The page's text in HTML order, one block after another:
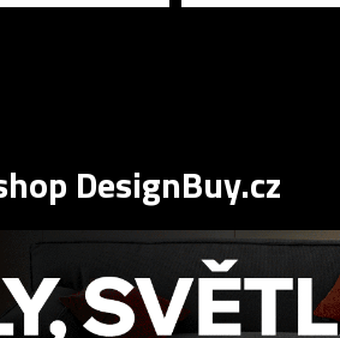
DesignBuy.cz